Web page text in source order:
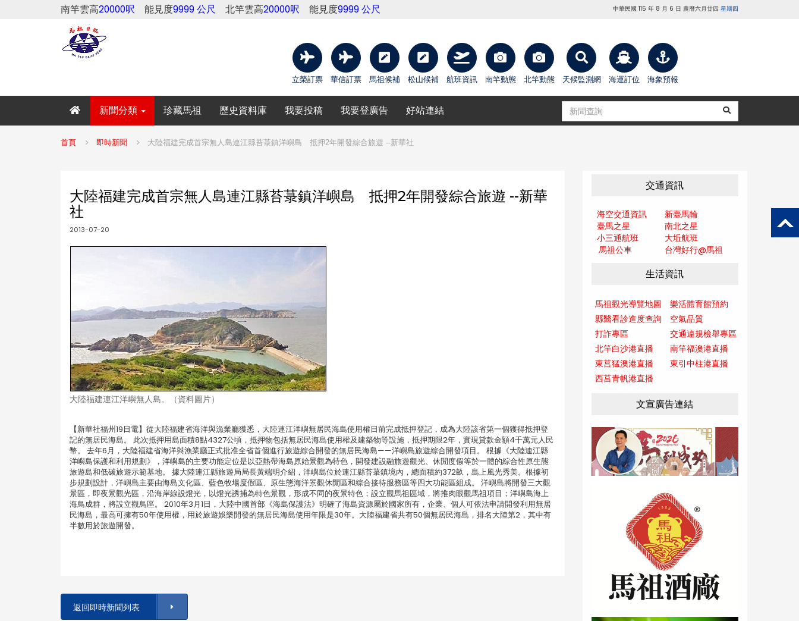
南竿雲高20000呎 能見度9999 公尺 北竿雲高20000呎 能見度9999 公尺 中華民國 115 年 8 月 6 日 農曆六月廿四 星期四
立榮訂票 華信訂票 馬祖候補 松山候補 航班資訊 南竿動態 北竿動態 天候監測網 海運訂位 海象預報
新聞分類 珍藏馬祖 歷史資料庫 我要投稿 我要登廣告 好站連結
首頁 即時新聞 大陸福建完成首宗無人島連江縣苔菉鎮洋嶼島 抵押2年開發綜合旅遊 --新華社
大陸福建完成首宗無人島連江縣苔菉鎮洋嶼島 抵押2年開發綜合旅遊 --新華
社
2013-07-20
大陸福建連江洋嶼無人島。（資料圖片）
【新華社福州19日電】從大陸福建省海洋與漁業廳獲悉，大陸連江洋嶼無居民海島使用權日前完成抵押登記，成為大陸該省第一個獲得抵押登
記的無居民海島。 此次抵押用島面積8點4327公頃，抵押物包括無居民海島使用權及建築物等設施，抵押期限2年，實現貸款金額4千萬元人民
幣。 去年6月，大陸福建省海洋與漁業廳正式批准全省首個進行旅遊綜合開發的無居民海島——洋嶼島旅遊綜合開發項目。 根據《大陸連江縣
洋嶼島保護和利用規劃》，洋嶼島的主要功能定位是以亞熱帶海島原始景觀為特色，開發建設融旅遊觀光、休閒度假等於一體的綜合性原生態
旅遊島和低碳旅遊示範基地。 據大陸連江縣旅遊局局長黃端明介紹，洋嶼島位於連江縣苔菉鎮境內，總面積約372畝，島上風光秀美。根據初
步規劃設計，洋嶼島主要由海島文化區、藍色牧場度假區、原生態海洋景觀休閒區和綜合接待服務區等四大功能區組成。 洋嶼島將開發三大觀
景區，即夜景觀光區，沿海岸線設燈光，以燈光誘捕為特色景觀，形成不同的夜景特色；設立觀馬祖區域，將推肉眼觀馬祖項目；洋嶼島海上
海鳥成群，將設立觀鳥區。 2010年3月1日，大陸中國首部《海島保護法》明確了海島資源屬於國家所有，企業、個人可依法申請開發利用無居
民海島，最高可擁有50年使用權，用於旅遊娛樂開發的無居民海島使用年限是30年。大陸福建省共有50個無居民海島，排名大陸第2，其中有
半數用於旅遊開發。
返回即時新聞列表
交通資訊
海空交通資訊
新臺馬輪
臺馬之星
南北之星
小三通航班
大坵航班
馬祖公車
台灣好行@馬祖
生活資訊
馬祖觀光導覽地圖
樂活體育館預約
縣醫看診進度查詢
空氣品質
打詐專區
交通違規檢舉專區
北竿白沙港直播
南竿福澳港直播
東莒猛澳港直播
東引中柱港直播
西莒青帆港直播
文宣廣告連結